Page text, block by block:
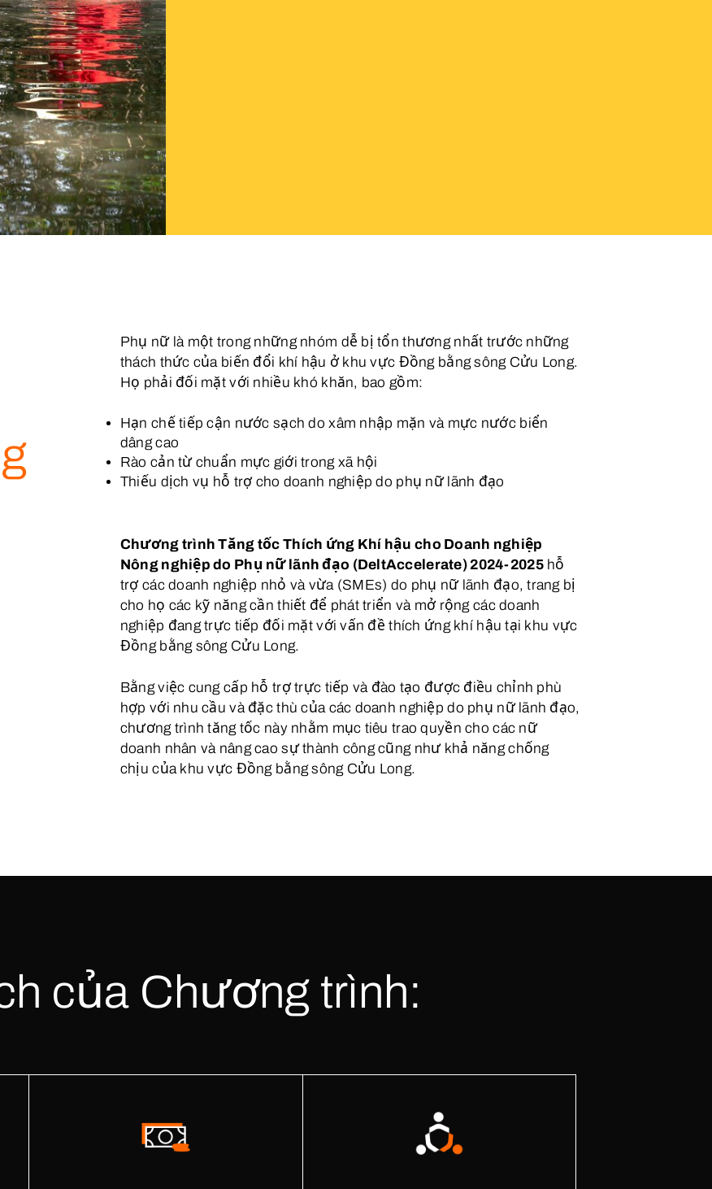
Phụ nữ là một trong những nhóm dễ bị tổn thương nhất trước những
thách thức của biến đổi khí hậu ở khu vực Đồng bằng sông Cửu Long.
Họ phải đối mặt với nhiều khó khăn, bao gồm:
Hạn chế tiếp cận nước sạch do xâm nhập mặn và mực nước biển
dâng cao
Rào cản từ chuẩn mực giới trong xã hội
Thiếu dịch vụ hỗ trợ cho doanh nghiệp do phụ nữ lãnh đạo
Chương trình Tăng tốc Thích ứng Khí hậu cho Doanh nghiệp
Nông nghiệp do Phụ nữ lãnh đạo (DeltAccelerate) 2024-2025hỗ
trợ các doanh nghiệp nhỏ và vừa (SMEs) do phụ nữ lãnh đạo, trang bị
cho họ các kỹ năng cần thiết để phát triển và mở rộng các doanh
nghiệp đang trực tiếp đối mặt với vấn đề thích ứng khí hậu tại khu vực
Đồng bằng sông Cửu Long.
Bằng việc cung cấp hỗ trợ trực tiếp và đào tạo được điều chỉnh phù
hợp với nhu cầu và đặc thù của các doanh nghiệp do phụ nữ lãnh đạo,
chương trình tăng tốc này nhằm mục tiêu trao quyền cho các nữ
doanh nhân và nâng cao sự thành công cũng như khả năng chống
chịu của khu vực Đồng bằng sông Cửu Long.
của Chương trình: